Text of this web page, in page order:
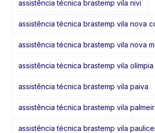
assistência técnica brastemp vila nivi
assistência técnica brastemp vila nova
assistência técnica brastemp vila nova
assistência técnica brastemp vila olímpia
assistência técnica brastemp vila paiva
assistência técnica brastemp vila
assistência técnica brastemp vila